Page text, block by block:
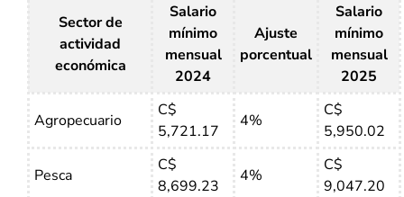
Sector de
actividad
económica
Salario
mínimo
mensual
2024
Ajuste
porcentual
Salario
mínimo
mensual
2025
Agropecuario
C$
5,721.17
4%
C$
5,950.02
Pesca
C$
8,699.23
4%
C$
9,047.20